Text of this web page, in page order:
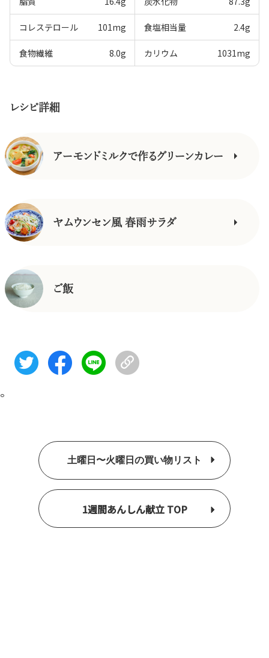
コレステロール 101mg 食塩相当量 2.4g
食物繊維 8.0g カリウム 1031mg
レシピ詳細
アーモンドミルクで作るグリーンカレー
ヤムウンセン風 春雨サラダ
ご飯
。
土曜日〜火曜日の買い物リスト
1週間あんしん献立 TOP